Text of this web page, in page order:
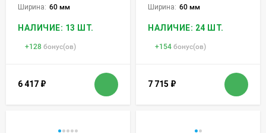
Ширина: 60 мм
НАЛИЧИЕ: 13 ШТ.
+128 бонус(ов)
6 417 ₽
Ширина: 60 мм
НАЛИЧИЕ: 24 ШТ.
+154 бонус(ов)
7 715 ₽